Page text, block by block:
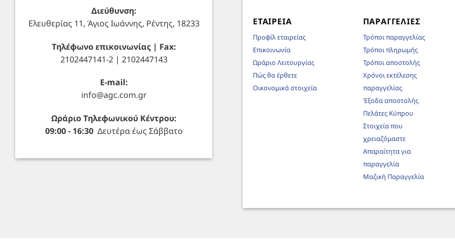
Διεύθυνση:
Ελευθερίας 11, Άγιος Ιωάννης, Ρέντης, 18233
Τηλέφωνο επικοινωνίας | Fax:
2102447141-2 | 2102447143
E-mail:
info@agc.com.gr
Ωράριο Τηλεφωνικού Κέντρου:
09:00 - 16:30Δευτέρα έως Σάββατο
ΕΤΑΙΡΕΊΑ
Προφίλ εταιρείας
Επικοινωνία
Ωράριο Λειτουργίας
Πώς θα έρθετε
Οικονομικά στοιχεία
ΠΑΡΑΓΓΕΛΊΕΣ
Τρόποι παραγγελίας
Τρόποι πληρωμής
Τρόποι αποστολής
Χρόνοι εκτέλεσης
παραγγελίας
Έξοδα αποστολής
Πελάτες Κύπρου
Στοιχεία που
χρειαζόμαστε
Απαραίτητα για
παραγγελία
Μαζική Παραγγελία